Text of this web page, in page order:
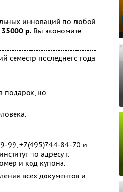
инноваций по любой
35000 р. Вы экономите
семестр последнего года
подарок, но
99, +7(495)744-84-70 и
по адресу г.
и код купона.
всех документов и